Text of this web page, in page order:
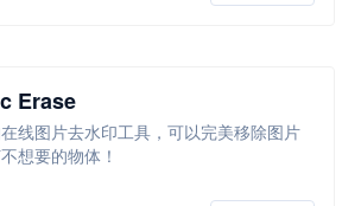
Erase
线图片去水印工具，可以完美移除图片
想要的物体！